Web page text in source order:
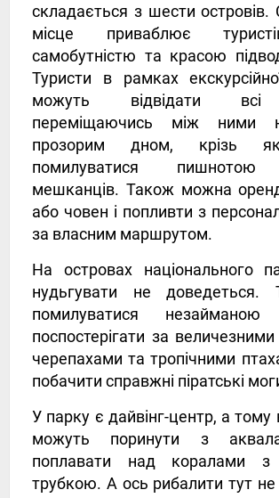
складається з шести островів.
місце приваблює
самобутністю та красою
Туристи в рамках
можуть відвідати всі
переміщаючись між ними
прозорим дном, крізь
помилуватися пишнотою
мешканців. Також можна
або човен і попливти з
за власним маршрутом.
На островах національного
нудьгувати не доведеться.
помилуватися незайманою
поспостерігати за
черепахами та тропічними
побачити справжні піратські
У парку є дайвінг-центр, а тому
можуть поринути з
поплавати над коралами
трубкою. А ось рибалити тут